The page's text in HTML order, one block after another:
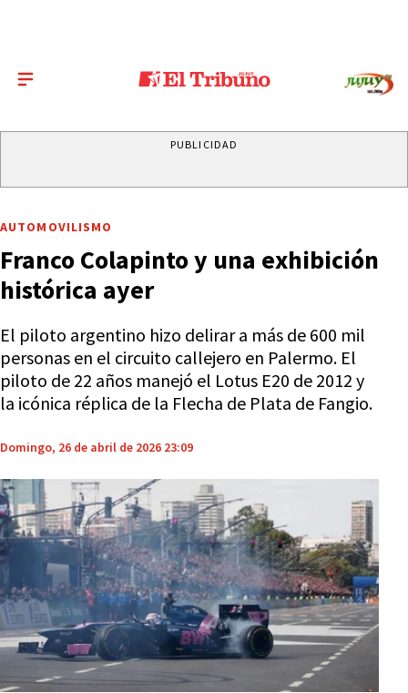
PUBLICIDAD
AUTOMOVILISMO
Franco Colapinto y una exhibición
histórica ayer
El piloto argentino hizo delirar a más de 600 mil
personas en el circuito callejero en Palermo. El
piloto de 22 años manejó el Lotus E20 de 2012 y
la icónica réplica de la Flecha de Plata de Fangio.
Domingo, 26 de abril de 2026 23:09